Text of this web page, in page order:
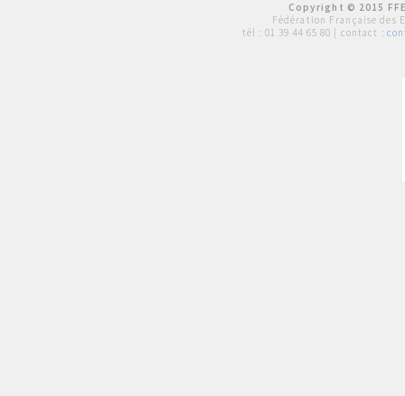
Copyright © 2015
Fédération Française des
tél : 01 39 44 65 80 | contact :